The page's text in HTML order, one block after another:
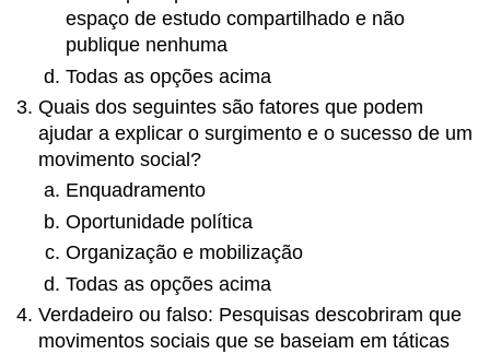
espaço de estudo compartilhado e não
publique nenhuma
Todas as opções acima
Quais dos seguintes são fatores que podem
ajudar a explicar o surgimento e o sucesso de um
movimento social?
Enquadramento
Oportunidade política
Organização e mobilização
Todas as opções acima
Verdadeiro ou falso: Pesquisas descobriram que
movimentos sociais que se baseiam em táticas